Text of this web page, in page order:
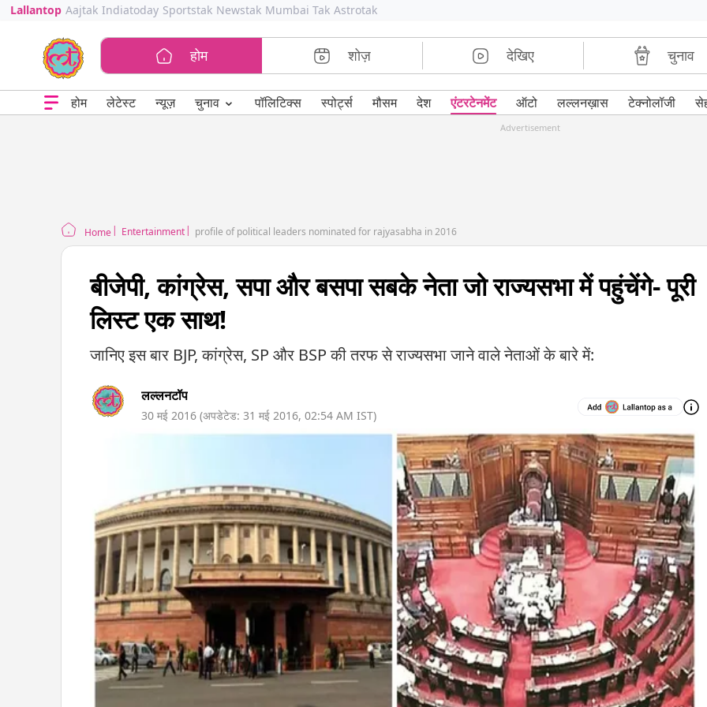
Lallantop Aajtak Indiatoday Sportstak Newstak Mumbai Tak Astrotak
होम शोज़ देखिए चुनाव
होम लेटेस्ट न्यूज़ चुनाव ⌄ पॉलिटिक्स स्पोर्ट्स मौसम देश एंटरटेनमेंट ऑटो लल्लनख़ास टेक्नोलॉजी
Advertisement
Home Entertainment profile of political leaders nominated for rajyasabha in 2016
बीजेपी, कांग्रेस, सपा और बसपा सबके नेता जो राज्यसभा में पहुंचेंगे- पूरी
लिस्ट एक साथ!
जानिए इस बार BJP, कांग्रेस, SP और BSP की तरफ से राज्यसभा जाने वाले नेताओं के बारे में:
लल्लनटॉप
30 मई 2016 (अपडेटेड: 31 मई 2016, 02:54 AM IST)